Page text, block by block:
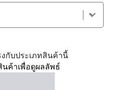
กับประเภทสินค้านี้
นค้าเพื่อดูผลลัพธ์